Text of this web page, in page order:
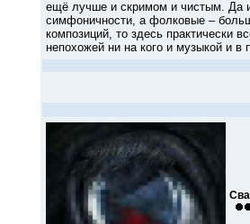
ещё лучше и скримом и чистым. Да и
симфоничности, а фолковые –
композиций, то здесь практически
непохожей ни на кого и музыкой и